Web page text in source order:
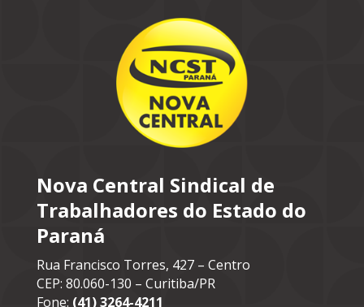
Nova Central Sindical de
Trabalhadores do Estado do
Paraná
Rua Francisco Torres, 427 – Centro
CEP: 80.060-130 – Curitiba/PR
Fone: (41) 3264-4211